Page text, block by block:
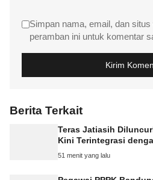
Simpan nama, email, dan
peramban ini untuk komentar
Berita Terkait
Teras Jatiasih
Kini Terintegrasi
51 menit yang lalu